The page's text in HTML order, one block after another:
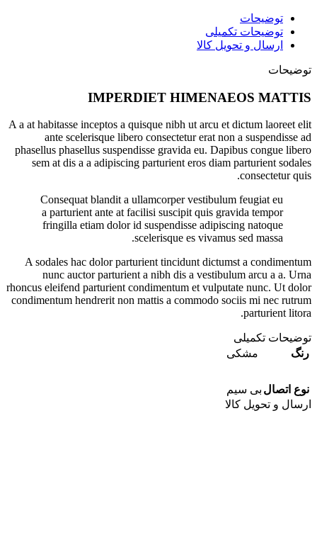
توضیحات
توضیحات تکمیلی
ارسال و تحویل کالا
توضیحات
IMPERDIET HIMENAEOS MATTIS
A a at habitasse inceptos a quisque nibh ut arcu et dictum laoreet elit
ante scelerisque libero consectetur erat non a suspendisse ad
phasellus phasellus suspendisse gravida eu. Dapibus congue libero
sem at dis a a adipiscing parturient eros diam parturient sodales
consectetur quis.
Consequat blandit a ullamcorper vestibulum feugiat eu
a parturient ante at facilisi suscipit quis gravida tempor
fringilla etiam dolor id suspendisse adipiscing natoque
scelerisque es vivamus sed massa.
A sodales hac dolor parturient tincidunt dictumst a condimentum
nunc auctor parturient a nibh dis a vestibulum arcu a a. Urna
rhoncus eleifend parturient condimentum et vulputate nunc. Ut dolor
condimentum hendrerit non mattis a commodo sociis mi nec rutrum
parturient litora.
توضیحات تکمیلی
رنگ
مشکی
نوع اتصال بی سیم
ارسال و تحویل کالا